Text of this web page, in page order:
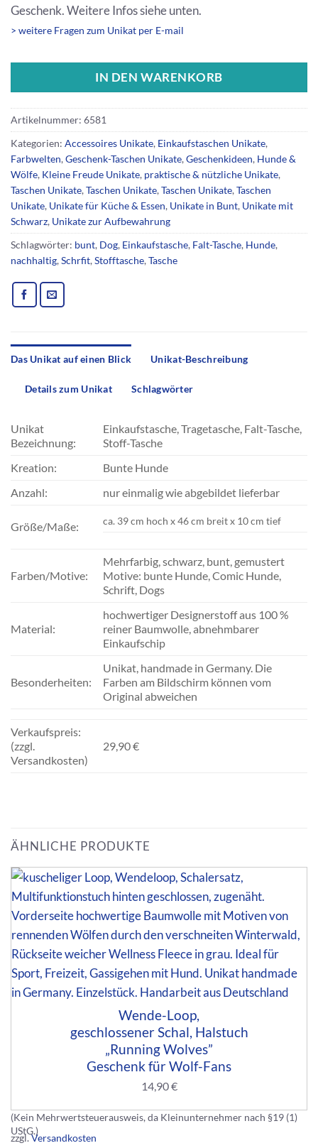
Geschenk. Weitere Infos siehe unten.
> weitere Fragen zum Unikat per E-mail
IN DEN WARENKORB
Artikelnummer: 6581
Kategorien: Accessoires Unikate, Einkaufstaschen Unikate,
Farbwelten,Geschenk-Taschen Unikate,Geschenkideen, Hunde &
Wölfe, Kleine Freude Unikate, praktische & nützliche Unikate,
Taschen Unikate,Taschen Unikate,Taschen Unikate,Taschen
Unikate, Unikate für Küche & Essen, Unikate in Bunt, Unikate mit
Schwarz, Unikate zur Aufbewahrung
Schlagwörter: bunt, Dog, Einkaufstasche, Falt-Tasche, Hunde,
nachhaltig,Schrfit,Stofftasche,Tasche
Das Unikat auf einen Blick Unikat-Beschreibung
Details zum Unikat Schlagwörter
Unikat
Bezeichnung:
Einkaufstasche, Tragetasche, Falt-Tasche,
Stoff-Tasche
Kreation:
Bunte Hunde
Anzahl:
nur einmalig wie abgebildet lieferbar
Größe/Maße: ca. 39 cm hoch x 46 cm breit x 10 cm tief
Farben/Motive:
Mehrfarbig, schwarz, bunt, gemustert
Motive: bunte Hunde, Comic Hunde,
Schrift, Dogs
Material:
hochwertiger Designerstoff aus 100 %
reiner Baumwolle, abnehmbarer
Einkaufschip
Besonderheiten:
Unikat, handmade in Germany. Die
Farben am Bildschirm können vom
Original abweichen
Verkaufspreis:
(zzgl.
Versandkosten)
29,90 €
ÄHNLICHE PRODUKTE
Wende-Loop,
geschlossener Schal, Halstuch
„Running Wolves”
Geschenk für Wolf-Fans
14,90€
(Kein Mehrwertsteuerausweis, da Kleinunternehmer nach §19 (1)
UStG.)
zzgl.Versandkosten